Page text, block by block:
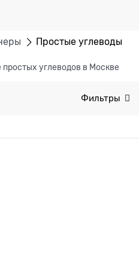
Простые углеводы
простых углеводов в Москве
Фильтры